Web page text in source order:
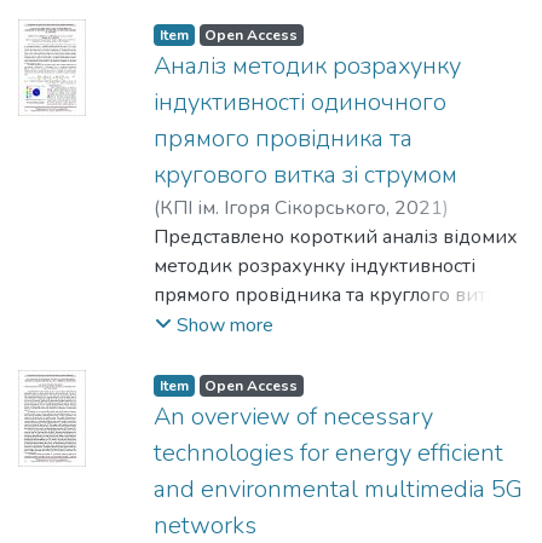
Item Open Access
Аналіз методик розрахунку
індуктивності одиночного
прямого провідника та
кругового витка зі струмом
(КПІ ім. Ігоря Сікорського, 2021)
Середін, А. П.; Мовчанюк, А. В.;
Каращук, Я. Ф.
Представлено короткий аналіз відомих
методик розрахунку індуктивності
прямого провідника та круглого витка
на основі досліджень Доуела, Цейтліна
визначено, що методика Фока є
найбільш точною у плані врахування
особливостей протікання струму у
кільцевому провіднику, окреслено
перспективи подальших досліджень.
Show more
Item Open Access
An overview of necessary
technologies for energy efficient
and environmental multimedia 5G
networks